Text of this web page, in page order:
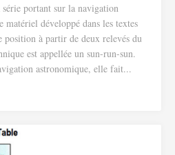
portant sur la navigation
développé dans les textes
position à partir de deux relevés du
est appellée un sun-run-sun.
astronomique, elle fait...